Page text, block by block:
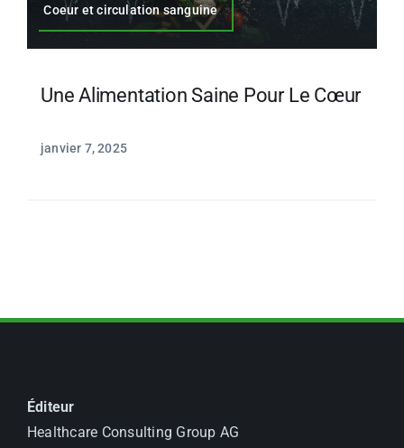
Coeur et circulation sanguine
Une Alimentation Saine Pour Le Cœur
janvier 7, 2025
Éditeur
Healthcare Consulting Group AG